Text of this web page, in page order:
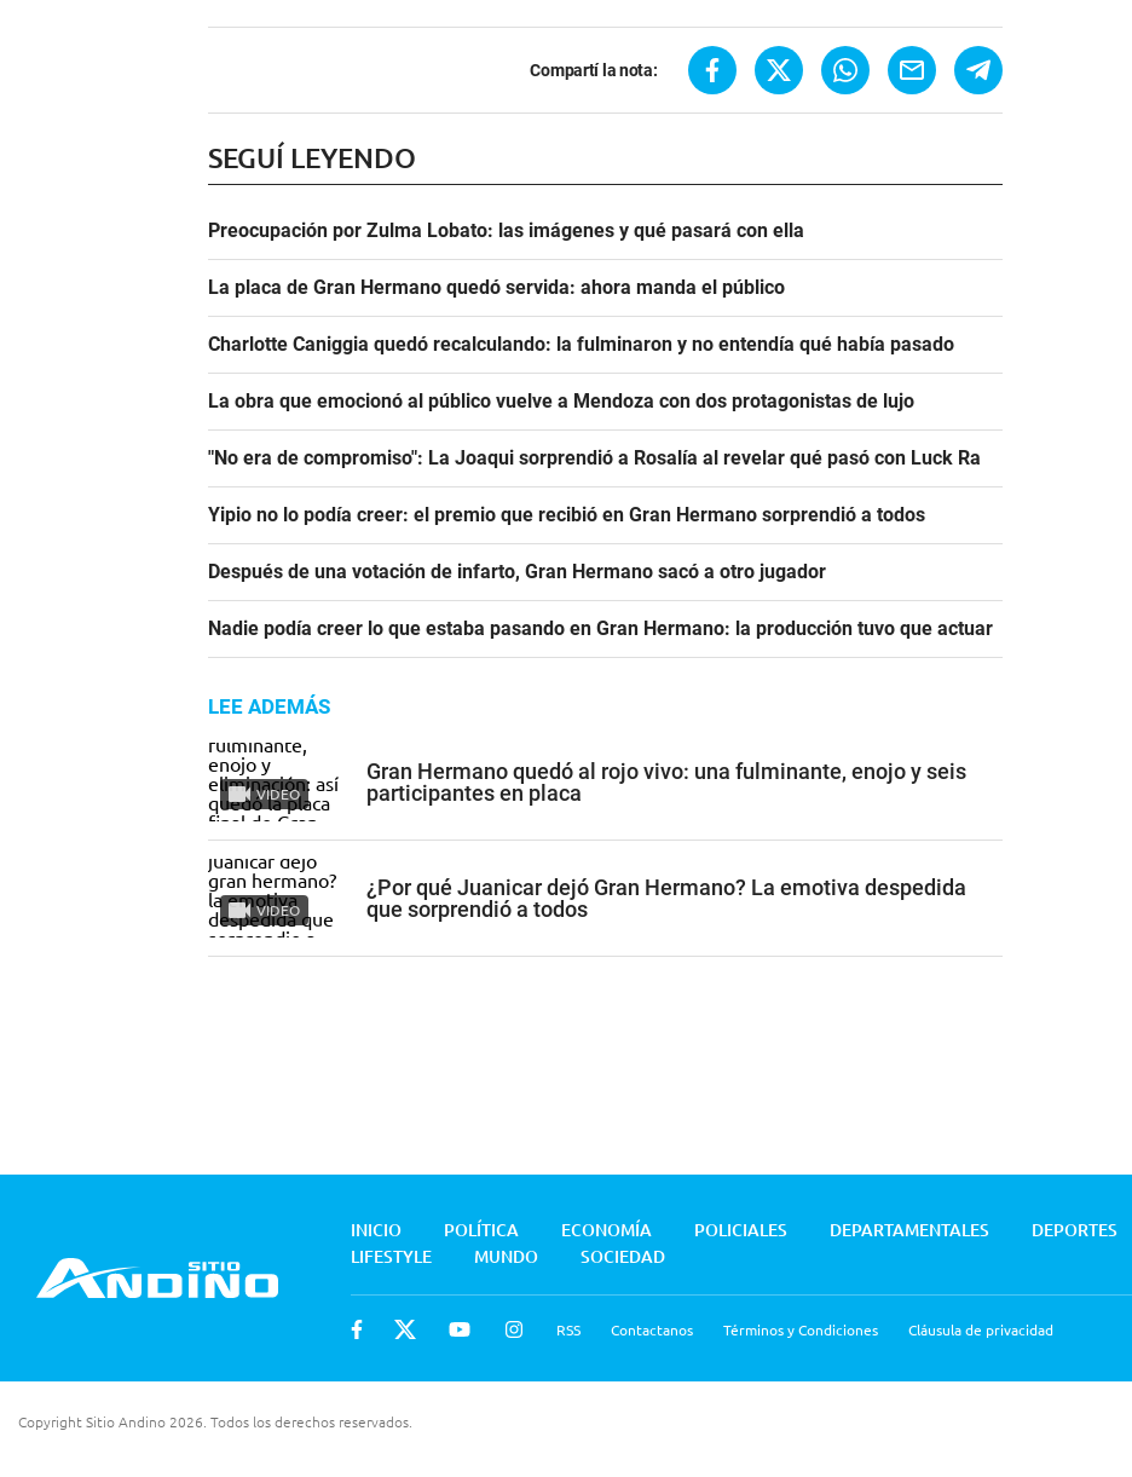
Compartí la nota:
SEGUÍ LEYENDO
Preocupación por Zulma Lobato: las imágenes y qué pasará con ella
La placa de Gran Hermano quedó servida: ahora manda el público
Charlotte Caniggia quedó recalculando: la fulminaron y no entendía qué había pasado
La obra que emocionó al público vuelve a Mendoza con dos protagonistas de lujo
"No era de compromiso": La Joaqui sorprendió a Rosalía al revelar qué pasó con Luck Ra
Yipio no lo podía creer: el premio que recibió en Gran Hermano sorprendió a todos
Después de una votación de infarto, Gran Hermano sacó a otro jugador
Nadie podía creer lo que estaba pasando en Gran Hermano: la producción tuvo que actuar
LEE ADEMÁS
VIDEO
Gran Hermano quedó al rojo vivo: una fulminante, enojo y seis
participantes en placa
VIDEO
¿Por qué Juanicar dejó Gran Hermano? La emotiva despedida
que sorprendió a todos
INICIO POLÍTICA ECONOMÍA POLICIALES DEPARTAMENTALES DEPORTES
LIFESTYLE
MUNDO SOCIEDAD
RSS Contactanos Términos y Condiciones Cláusula de privacidad
Copyright Sitio Andino 2026. Todos los derechos reservados.